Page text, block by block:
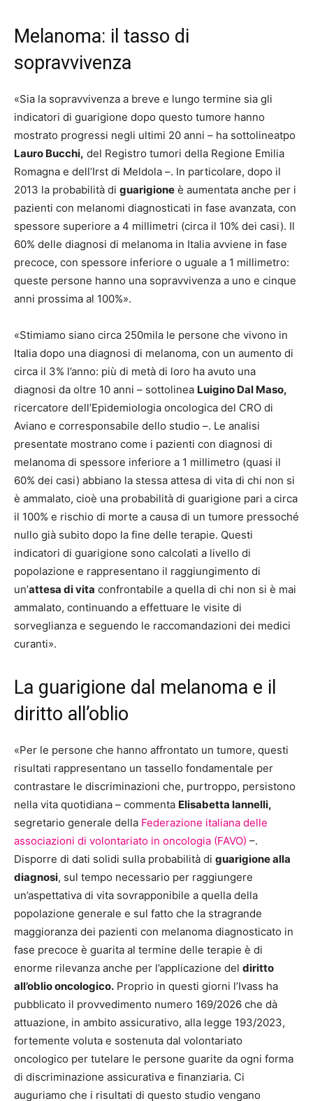
Melanoma: il tasso di
sopravvivenza
«Sia la sopravvivenza a breve e lungo termine sia gli
indicatori di guarigione dopo questo tumore hanno
mostrato progressi negli ultimi 20 anni – ha sottolineatpo
Lauro Bucchi, del Registro tumori della Regione Emilia
Romagna e dell’Irst di Meldola –. In particolare, dopo il
2013 la probabilità di guarigione è aumentata anche per i
pazienti con melanomi diagnosticati in fase avanzata, con
spessore superiore a 4 millimetri (circa il 10% dei casi). Il
60% delle diagnosi di melanoma in Italia avviene in fase
precoce, con spessore inferiore o uguale a 1 millimetro:
queste persone hanno una sopravvivenza a uno e cinque
anni prossima al 100%».
«Stimiamo siano circa 250mila le persone che vivono in
Italia dopo una diagnosi di melanoma, con un aumento di
circa il 3% l’anno: più di metà di loro ha avuto una
diagnosi da oltre 10 anni – sottolinea Luigino Dal Maso,
ricercatore dell’Epidemiologia oncologica del CRO di
Aviano e corresponsabile dello studio –. Le analisi
presentate mostrano come i pazienti con diagnosi di
melanoma di spessore inferiore a 1 millimetro (quasi il
60% dei casi) abbiano la stessa attesa di vita di chi non si
è ammalato, cioè una probabilità di guarigione pari a circa
il 100% e rischio di morte a causa di un tumore pressoché
nullo già subito dopo la fine delle terapie. Questi
indicatori di guarigione sono calcolati a livello di
popolazione e rappresentano il raggiungimento di
un’attesa di vita confrontabile a quella di chi non si è mai
ammalato, continuando a effettuare le visite di
sorveglianza e seguendo le raccomandazioni dei medici
curanti».
La guarigione dal melanoma e il
diritto all’oblio
«Per le persone che hanno affrontato un tumore, questi
risultati rappresentano un tassello fondamentale per
contrastare le discriminazioni che, purtroppo, persistono
nella vita quotidiana – commenta Elisabetta Iannelli,
segretario generale della Federazione italiana delle
associazioni di volontariato in oncologia (FAVO) –.
Disporre di dati solidi sulla probabilità di guarigione alla
diagnosi, sul tempo necessario per raggiungere
un’aspettativa di vita sovrapponibile a quella della
popolazione generale e sul fatto che la stragrande
maggioranza dei pazienti con melanoma diagnosticato in
fase precoce è guarita al termine delle terapie è di
enorme rilevanza anche per l’applicazione del diritto
all’oblio oncologico. Proprio in questi giorni l’Ivass ha
pubblicato il provvedimento numero 169/2026 che dà
attuazione, in ambito assicurativo, alla legge 193/2023,
fortemente voluta e sostenuta dal volontariato
oncologico per tutelare le persone guarite da ogni forma
di discriminazione assicurativa e finanziaria. Ci
auguriamo che i risultati di questo studio vengano